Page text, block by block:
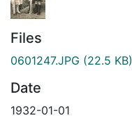
Files
0601247.JPG (22.5 KB)
Date
1932-01-01